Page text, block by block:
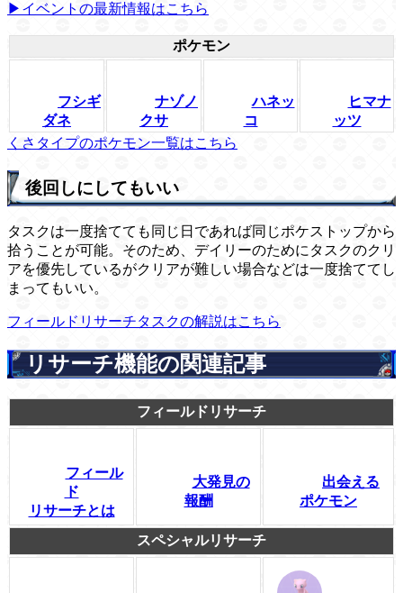
▶イベントの最新情報はこちら
ポケモン
フシギ
ダネ
ナゾノ
クサ
ハネッ
コ
ヒマナ
ッツ
くさタイプのポケモン一覧はこちら
後回しにしてもいい
タスクは一度捨てても同じ日であれば同じポケストップから
拾うことが可能。そのため、デイリーのためにタスクのクリ
アを優先しているがクリアが難しい場合などは一度捨ててし
まってもいい。
フィールドリサーチタスクの解説はこちら
リサーチ機能の関連記事
フィールドリサーチ
フィール
ド
リサーチとは
大発見の
報酬
出会える
ポケモン
スペシャルリサーチ